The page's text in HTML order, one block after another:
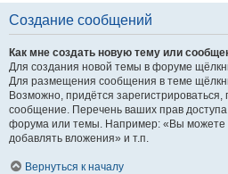
Создание сообщений
Как мне создать новую тему или
Для создания новой темы в форуме
Для размещения сообщения в теме
Возможно, придётся
сообщение. Перечень ваших прав
форума или темы. Например: «Вы можете
добавлять вложения» и т.п.
Вернуться к началу